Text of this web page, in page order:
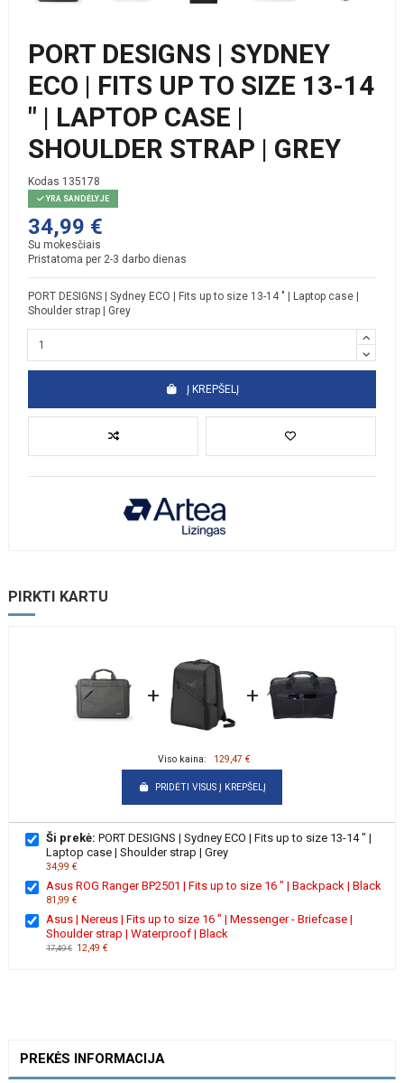
PORT DESIGNS | SYDNEY
ECO | FITS UP TO SIZE 13-14
" | LAPTOP CASE |
SHOULDER STRAP | GREY
Kodas 135178
YRA SANDĖLYJE
34,99 €
Su mokesčiais
Pristatoma per 2-3 darbo dienas
PORT DESIGNS | Sydney ECO | Fits up to size 13-14 " | Laptop case |
Shoulder strap | Grey
Į KREPŠELĮ
PIRKTI KARTU
+ +
Viso kaina: 129,47 €
PRIDĖTI VISUS Į KREPŠELĮ
Ši prekė: PORT DESIGNS | Sydney ECO | Fits up to size 13-14 " |
Laptop case | Shoulder strap | Grey
34,99 €
Asus ROG Ranger BP2501 | Fits up to size 16 " | Backpack | Black
81,99 €
Asus | Nereus | Fits up to size 16 " | Messenger - Briefcase |
Shoulder strap | Waterproof | Black
17,49 € 12,49 €
PREKĖS INFORMACIJA